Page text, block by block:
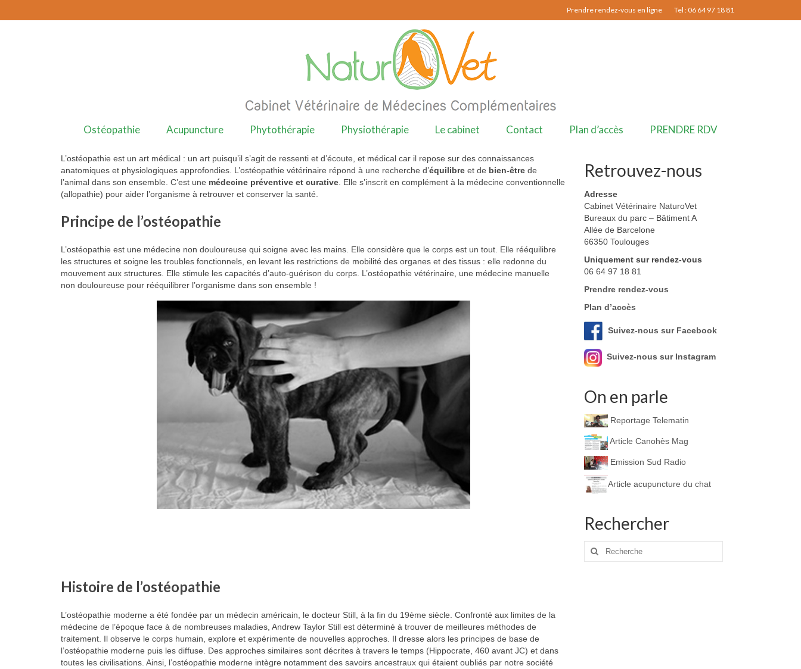
Prendre rendez-vous en ligne Tel : 06 64 97 18 81
Ostéopathie Acupuncture Phytothérapie Physiothérapie Le cabinet Contact Plan d’accès PRENDRE RDV
L’ostéopathie est un art médical : un art puisqu’il s’agit de ressenti et d’écoute, et médical car il repose sur des connaissances
anatomiques et physiologiques approfondies. L’ostéopathie vétérinaire répond à une recherche d’équilibre et de bien-être de
l’animal dans son ensemble. C’est une médecine préventive et curative . Elle s’inscrit en complément à la médecine conventionnelle
(allopathie) pour aider l’organisme à retrouver et conserver la santé.
Principe de l’ostéopathie
L’ostéopathie est une médecine non douloureuse qui soigne avec les mains. Elle considère que le corps est un tout. Elle rééquilibre
les structures et soigne les troubles fonctionnels, en levant les restrictions de mobilité des organes et des tissus : elle redonne du
mouvement aux structures. Elle stimule les capacités d’auto-guérison du corps. L’ostéopathie vétérinaire, une médecine manuelle
non douloureuse pour rééquilibrer l’organisme dans son ensemble !
Histoire de l’ostéopathie
L’ostéopathie moderne a été fondée par un médecin américain, le docteur Still, à la fin du 19ème siècle. Confronté aux limites de la
médecine de l’époque face à de nombreuses maladies, Andrew Taylor Still est déterminé à trouver de meilleures méthodes de
traitement. Il observe le corps humain, explore et expérimente de nouvelles approches. Il dresse alors les principes de base de
l’ostéopathie moderne puis les diffuse. Des approches similaires sont décrites à travers le temps (Hippocrate, 460 avant JC) et dans
toutes les civilisations. Ainsi, l’ostéopathie moderne intègre notamment des savoirs ancestraux qui étaient oubliés par notre société
Retrouvez-nous
Adresse
Cabinet Vétérinaire NaturoVet
Bureaux du parc – Bâtiment A
Allée de Barcelone
66350 Toulouges
Uniquement sur rendez-vous
06 64 97 18 81
Prendre rendez-vous
Plan d’accès
Suivez-nous sur Facebook
Suivez-nous sur Instagram
On en parle
Reportage Telematin
Article Canohès Mag
Emission Sud Radio
Article acupuncture du chat
Rechercher
Rechercher